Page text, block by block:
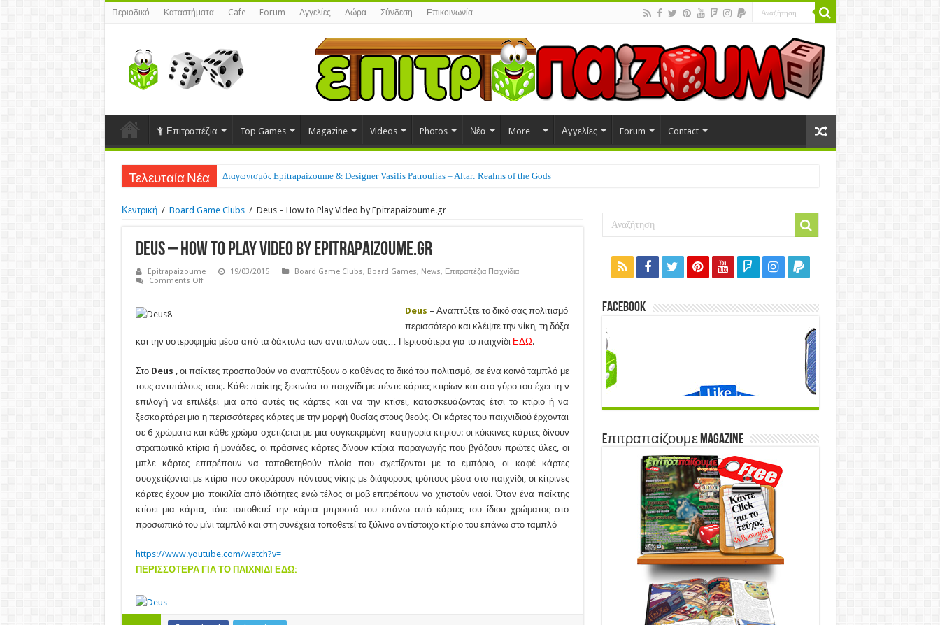
Περιοδικό Καταστήματα Cafe Forum Αγγελίες Δώρα Σύνδεση Επικοινωνία
Επιτραπέζια Top Games Magazine Videos Photos Νέα More… Αγγελίες Forum Contact
Τελευταία Νέα Διαγωνισμός Epitrapaizoume & Designer Vasilis Patroulias – Altar: Realms of the Gods
Κεντρική / Board Game Clubs / Deus – How to Play Video by Epitrapaizoume.gr
Deus – How to Play Video by Epitrapaizoume.gr
Epitrapaizoume 19/03/2015 Board Game Clubs, Board Games, News, Επιτραπέζια Παιχνίδια
Comments Offon
by
Deus – Αναπτύξτε το δικό σας πολιτισμό
περισσότερο και κλέψτε την νίκη, τη δόξα
και την υστεροφημία μέσα από τα δάκτυλα των αντιπάλων σας… Περισσότερα για το παιχνίδι ΕΔΩ.
Στο Deus , οι παίκτες προσπαθούν να αναπτύξουν ο καθένας το δικό του πολιτισμό, σε ένα κοινό ταμπλό με
τους αντιπάλους τους. Κάθε παίκτης ξεκινάει το παιχνίδι με πέντε κάρτες κτιρίων και στο γύρο του έχει τη ν
επιλογή να επιλέξει μια από αυτές τις κάρτες και να την κτίσει, κατασκευάζοντας έτσι το κτίριο ή να
ξεσκαρτάρει μια η περισσότερες κάρτες με την μορφή θυσίας στους θεούς. Οι κάρτες του παιχνιδιού έρχονται
σε 6 χρώματα και κάθε χρώμα σχετίζεται με μια συγκεκριμένη κατηγορία κτιρίου: οι κόκκινες κάρτες δίνουν
στρατιωτικά κτίρια ή μονάδες, οι πράσινες κάρτες δίνουν κτίρια παραγωγής που βγάζουν πρώτες ύλες, οι
μπλε κάρτες επιτρέπουν να τοποθετηθούν πλοία που σχετίζονται με το εμπόριο, οι καφέ κάρτες
συσχετίζονται με κτίρια που σκοράρουν πόντους νίκης με διάφορους τρόπους μέσα στο παιχνίδι, οι κίτρινες
κάρτες έχουν μια ποικιλία από ιδιότητες ενώ τέλος οι μοβ επιτρέπουν να χτιστούν ναοί. Όταν ένα παίκτης
κτίσει μια κάρτα, τότε τοποθετεί την κάρτα μπροστά του επάνω από κάρτες του ίδιου χρώματος στο
προσωπικό του μίνι ταμπλό και στη συνέχεια τοποθετεί το ξύλινο αντίστοιχο κτίριο του επάνω στο ταμπλό
https://www.youtube.com/watch?v=
ΠΕΡΙΣΣΟΤΕΡΑ ΓΙΑ ΤΟ ΠΑΙΧΝΙΔΙ ΕΔΩ:
Facebook
Eπιτραπαίζουμε Magazine